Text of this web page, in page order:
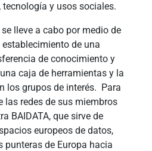
tecnología y usos sociales.
lleve a cabo por medio de
de una
de conocimiento y
caja de herramientas y la
los grupos de interés. Para
las redes de sus miembros
BAIDATA, que sirve de
europeos de datos,
de Europa hacia